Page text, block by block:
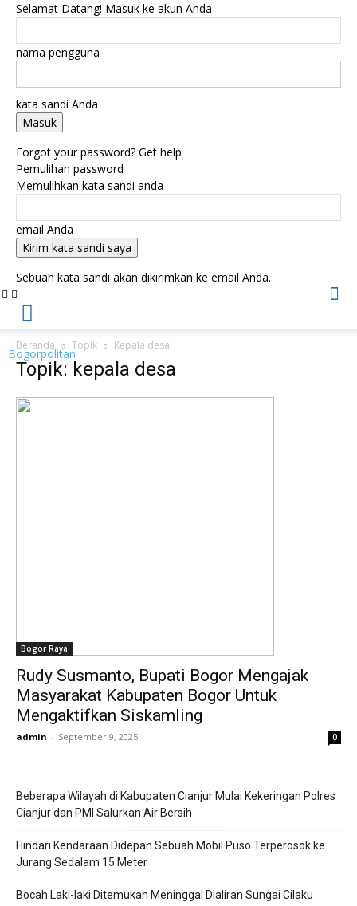
Selamat Datang! Masuk ke akun Anda
nama pengguna
kata sandi Anda
Forgot your password? Get help
Pemulihan password
Memulihkan kata sandi anda
email Anda
Sebuah kata sandi akan dikirimkan ke email Anda.
Bogorpolitan
Beranda Topik Kepala desa
Topik: kepala desa
Bogor Raya
Rudy Susmanto, Bupati Bogor Mengajak
Masyarakat Kabupaten Bogor Untuk
Mengaktifkan Siskamling
admin - September 9, 2025 0
Beberapa Wilayah di Kabupaten Cianjur Mulai Kekeringan Polres
Cianjur dan PMI Salurkan Air Bersih
Hindari Kendaraan Didepan Sebuah Mobil Puso Terperosok ke
Jurang Sedalam 15 Meter
Bocah Laki-laki Ditemukan Meninggal Dialiran Sungai Cilaku